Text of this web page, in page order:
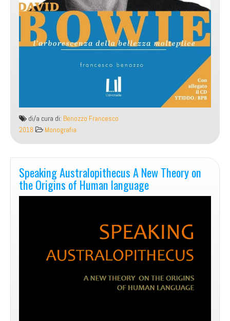
di/a cura di: Benozzo Francesco
2018
Monografia
Speaking Australopithecus A New Theory on
the Origins of Human language